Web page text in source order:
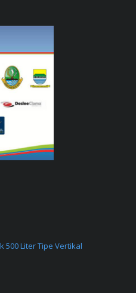
500 Liter Tipe Vertikal